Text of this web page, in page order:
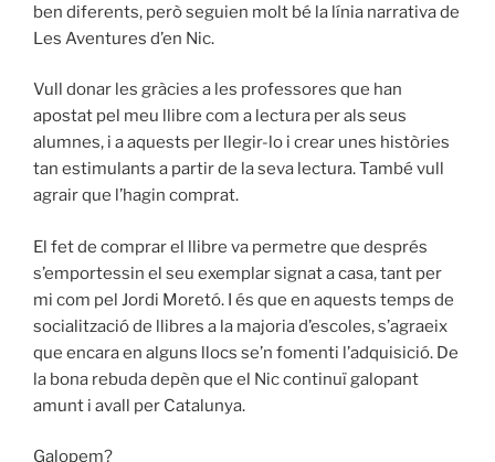
ben diferents, però seguien molt bé la línia narrativa de
Les Aventures d’en Nic.
Vull donar les gràcies a les professores que han
apostat pel meu llibre com a lectura per als seus
alumnes, i a aquests per llegir-lo i crear unes històries
tan estimulants a partir de la seva lectura. També vull
agrair que l’hagin comprat.
El fet de comprar el llibre va permetre que després
s’emportessin el seu exemplar signat a casa, tant per
mi com pel Jordi Moretó. I és que en aquests temps de
socialització de llibres a la majoria d’escoles, s’agraeix
que encara en alguns llocs se’n fomenti l’adquisició. De
la bona rebuda depèn que el Nic continuï galopant
amunt i avall per Catalunya.
Galopem?